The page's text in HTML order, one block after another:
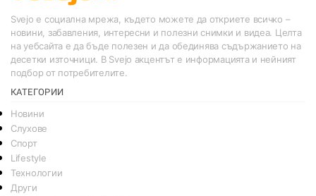
Svejo е социална мрежа, където можете да откриете всичко –
новини, забавления, интересни и полезни снимки и видеа. Целта
на уебсайта е да бъде полезен и да обединява съдържанието на
десетки източници. В Svejo акцентът е информацията и нейният
подбор от потребителите.
КАТЕГОРИИ
Новини
Слухове
Спорт
Lifestyle
Технологии
Други